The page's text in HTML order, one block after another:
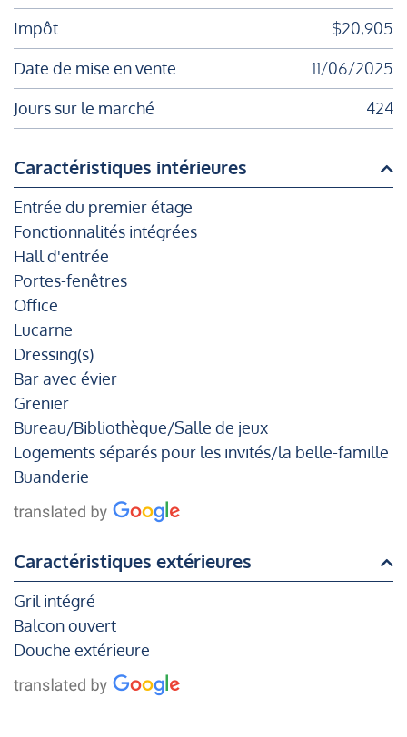
Impôt
$20,905
Date de mise en vente
11/06/2025
Jours sur le marché
424
Caractéristiques intérieures
Entrée du premier étage
Fonctionnalités intégrées
Hall d'entrée
Portes-fenêtres
Office
Lucarne
Dressing(s)
Bar avec évier
Grenier
Bureau/Bibliothèque/Salle de jeux
Logements séparés pour les invités/la belle-famille
Buanderie
Caractéristiques extérieures
Gril intégré
Balcon ouvert
Douche extérieure